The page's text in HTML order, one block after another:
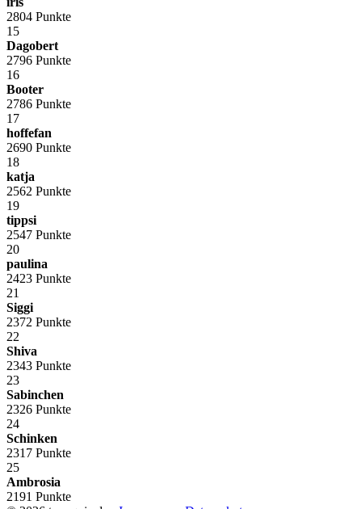
2804 Punkte
15
Dagobert
2796 Punkte
16
Booter
2786 Punkte
17
hoffefan
2690 Punkte
18
katja
2562 Punkte
19
tippsi
2547 Punkte
20
paulina
2423 Punkte
21
Siggi
2372 Punkte
22
Shiva
2343 Punkte
23
Sabinchen
2326 Punkte
24
Schinken
2317 Punkte
25
Ambrosia
2191 Punkte